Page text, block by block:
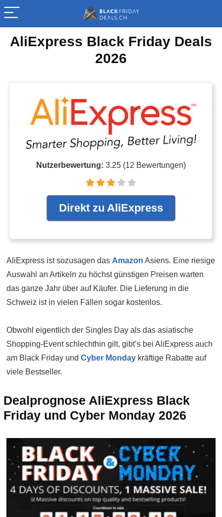
AliExpress Black Friday Deals
2026
Nutzerbewertung: 3.25 (12 Bewertungen)
Direkt zu AliExpress
AliExpress ist sozusagen das Amazon Asiens. Eine riesige
Auswahl an Artikeln zu höchst günstigen Preisen warten
das ganze Jahr über auf Käufer. Die Lieferung in die
Schweiz ist in vielen Fällen sogar kostenlos.
Obwohl eigentlich der Singles Day als das asiatische
Shopping-Event schlechthin gilt, gibt’s bei AliExpress auch
am Black Friday und Cyber Monday kräftige Rabatte auf
viele Bestseller.
Dealprognose AliExpress Black
Friday und Cyber Monday 2026